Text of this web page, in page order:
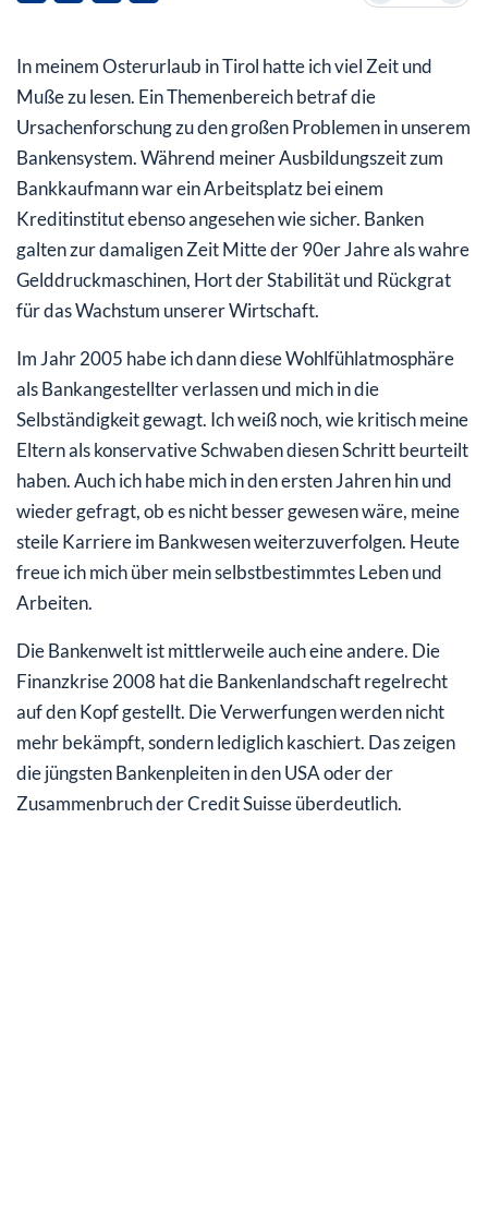
In meinem Osterurlaub in Tirol hatte ich viel Zeit und
Muße zu lesen. Ein Themenbereich betraf die
Ursachenforschung zu den großen Problemen in unserem
Bankensystem. Während meiner Ausbildungszeit zum
Bankkaufmann war ein Arbeitsplatz bei einem
Kreditinstitut ebenso angesehen wie sicher. Banken
galten zur damaligen Zeit Mitte der 90er Jahre als wahre
Gelddruckmaschinen, Hort der Stabilität und Rückgrat
für das Wachstum unserer Wirtschaft.
Im Jahr 2005 habe ich dann diese Wohlfühlatmosphäre
als Bankangestellter verlassen und mich in die
Selbständigkeit gewagt. Ich weiß noch, wie kritisch meine
Eltern als konservative Schwaben diesen Schritt beurteilt
haben. Auch ich habe mich in den ersten Jahren hin und
wieder gefragt, ob es nicht besser gewesen wäre, meine
steile Karriere im Bankwesen weiterzuverfolgen. Heute
freue ich mich über mein selbstbestimmtes Leben und
Arbeiten.
Die Bankenwelt ist mittlerweile auch eine andere. Die
Finanzkrise 2008 hat die Bankenlandschaft regelrecht
auf den Kopf gestellt. Die Verwerfungen werden nicht
mehr bekämpft, sondern lediglich kaschiert. Das zeigen
die jüngsten Bankenpleiten in den USA oder der
Zusammenbruch der Credit Suisse überdeutlich.